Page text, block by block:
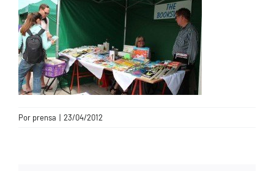
CONTACTO
Por prensa | 23/04/2012